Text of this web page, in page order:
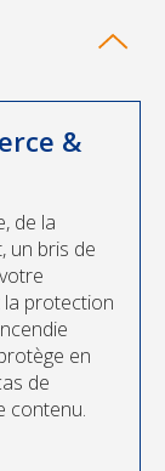
&
de la
un bris de
protection
en
de
contenu.